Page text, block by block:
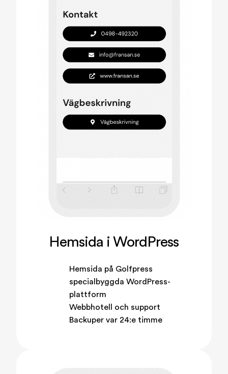
Hemsida i WordPress
Hemsida på Golfpress
specialbyggda WordPress-
plattform
Webbhotell och support
Backuper var 24:e timme